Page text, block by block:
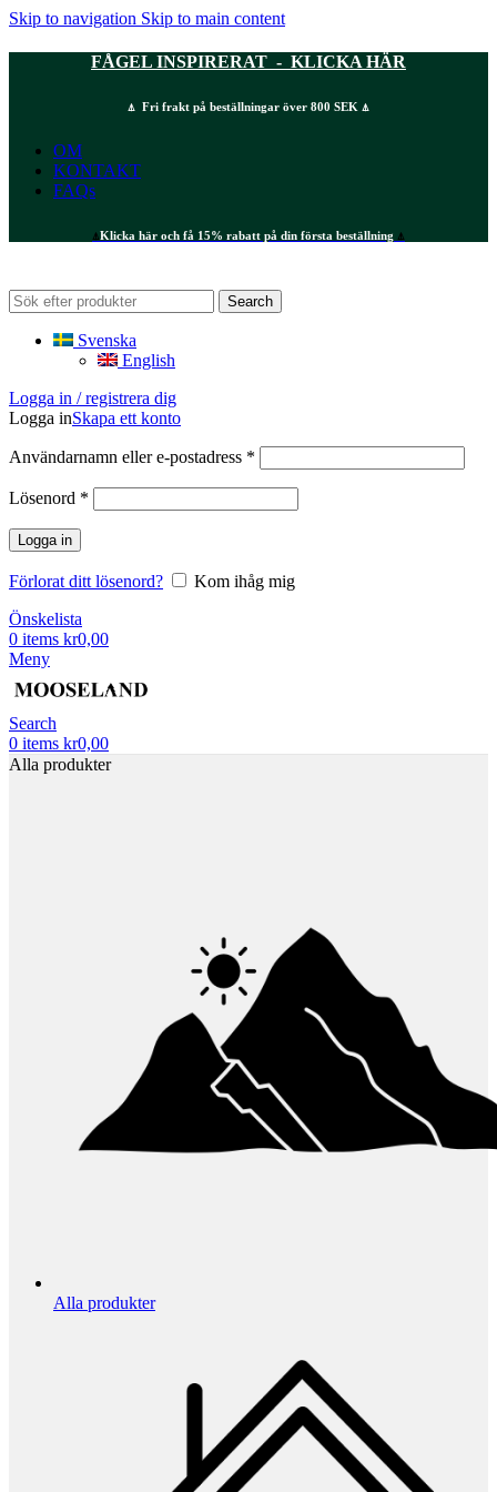
Skip to navigation Skip to main content
FÅGEL INSPIRERAT - KLICKA HÄR
⍋ Fri frakt på beställningar över 800 SEK ⍋
OM
KONTAKT
FAQs
⍋Klicka här och få 15% rabatt på din första beställning ⍋
Search
Svenska
English
Logga in / registrera dig
Logga inSkapa ett konto
Användarnamn eller e-postadress *
Lösenord *
Logga in
Förlorat ditt lösenord?
Kom ihåg mig
Önskelista
0 items kr0,00
Meny
Search
0 items kr0,00
Alla produkter
Alla produkter